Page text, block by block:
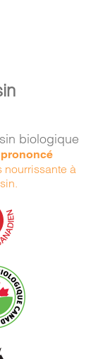
biologique
nourrissante à